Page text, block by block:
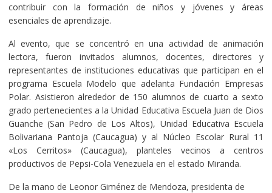
contribuir con la formación de niños y jóvenes y áreas
esenciales de aprendizaje.
Al evento, que se concentró en una actividad de animación
lectora, fueron invitados alumnos, docentes, directores y
representantes de instituciones educativas que participan en el
programa Escuela Modelo que adelanta Fundación Empresas
Polar. Asistieron alrededor de 150 alumnos de cuarto a sexto
grado pertenecientes a la Unidad Educativa Escuela Juan de Dios
Guanche (San Pedro de Los Altos), Unidad Educativa Escuela
Bolivariana Pantoja (Caucagua) y al Núcleo Escolar Rural 11
«Los Cerritos» (Caucagua), planteles vecinos a centros
productivos de Pepsi-Cola Venezuela en el estado Miranda.
De la mano de Leonor Giménez de Mendoza, presidenta de